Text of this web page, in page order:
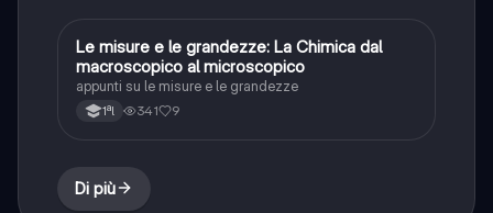
Chimica
Le misure e le grandezze: La Chimica dal
macroscopico al microscopico
appunti su le misure e le grandezze
1ªl 341 9
Di più